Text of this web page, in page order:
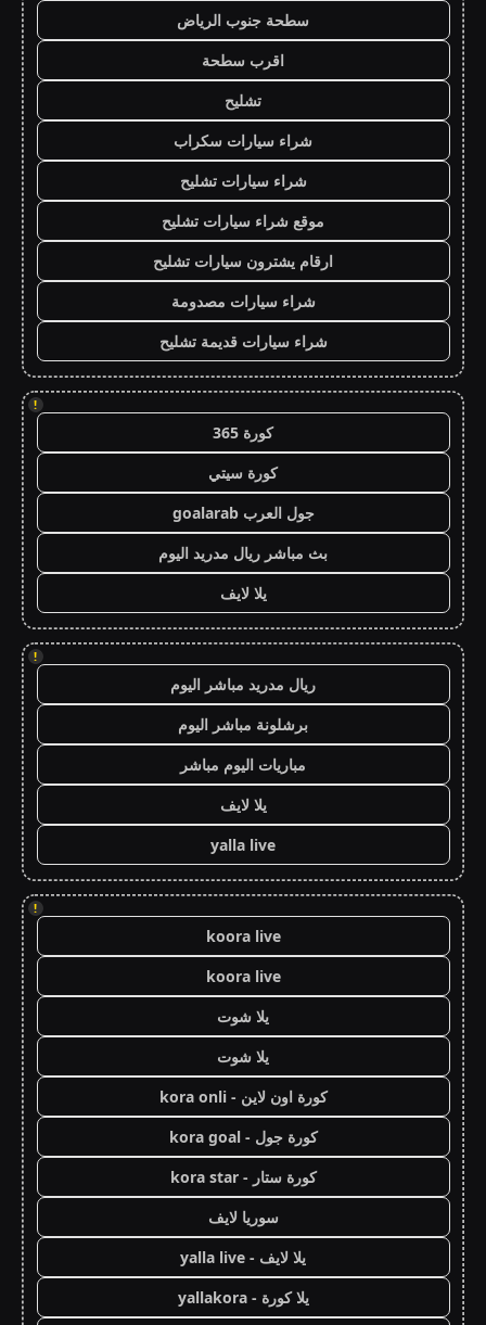
سطحة جنوب الرياض
اقرب سطحة
تشليح
شراء سيارات سكراب
شراء سيارات تشليح
موقع شراء سيارات تشليح
ارقام يشترون سيارات تشليح
شراء سيارات مصدومة
شراء سيارات قديمة تشليح
!
كورة 365
كورة سيتي
جول العرب goalarab
بث مباشر ريال مدريد اليوم
يلا لايف
!
ريال مدريد مباشر اليوم
برشلونة مباشر اليوم
مباريات اليوم مباشر
يلا لايف
yalla live
!
koora live
koora live
يلا شوت
يلا شوت
كورة اون لاين - kora onli
كورة جول - kora goal
كورة ستار - kora star
سوريا لايف
يلا لايف - yalla live
يلا كورة - yallakora